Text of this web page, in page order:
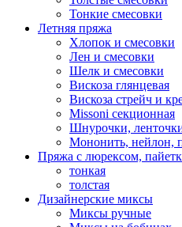
Тонкие смесовки
Летняя пряжа
Хлопок и смесовки
Лен и смесовки
Шелк и смесовки
Вискоза глянцевая
Вискоза стрейч и
Missoni секционная
Шнурочки,
Мононить, нейлон,
Пряжа с люрексом,
тонкая
толстая
Дизайнерские миксы
Миксы ручные